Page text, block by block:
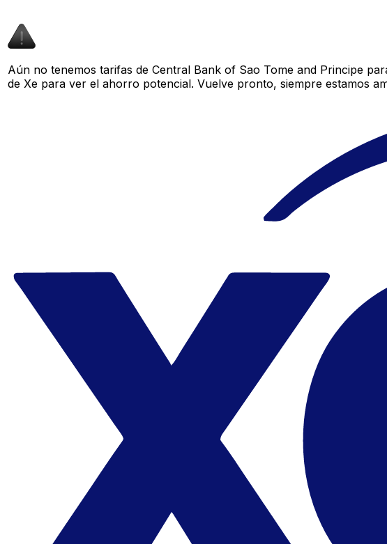
Aún no tenemos tarifas de Central Bank of Sao Tome and Principe
de Xe para ver el ahorro potencial. Vuelve pronto, siempre estamos